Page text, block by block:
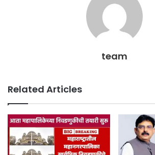
team
Related Articles